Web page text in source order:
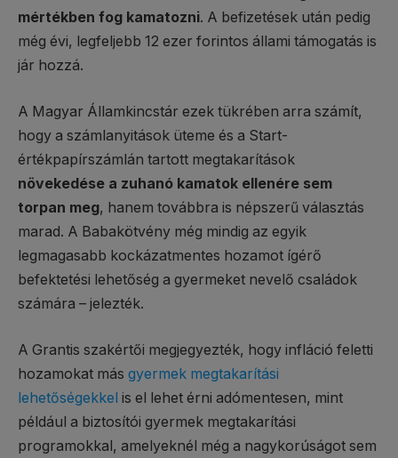
mértékben fog kamatozni. A befizetések után pedig
még évi, legfeljebb 12 ezer forintos állami támogatás is
jár hozzá.
A Magyar Államkincstár ezek tükrében arra számít,
hogy a számlanyitások üteme és a Start-
értékpapírszámlán tartott megtakarítások
növekedése a zuhanó kamatok ellenére sem
torpan meg, hanem továbbra is népszerű választás
marad. A Babakötvény még mindig az egyik
legmagasabb kockázatmentes hozamot ígérő
befektetési lehetőség a gyermeket nevelő családok
számára – jelezték.
A Grantis szakértői megjegyezték, hogy infláció feletti
hozamokat más gyermek megtakarítási
lehetőségekkel is el lehet érni adómentesen, mint
például a biztosítói gyermek megtakarítási
programokkal, amelyeknél még a nagykorúságot sem